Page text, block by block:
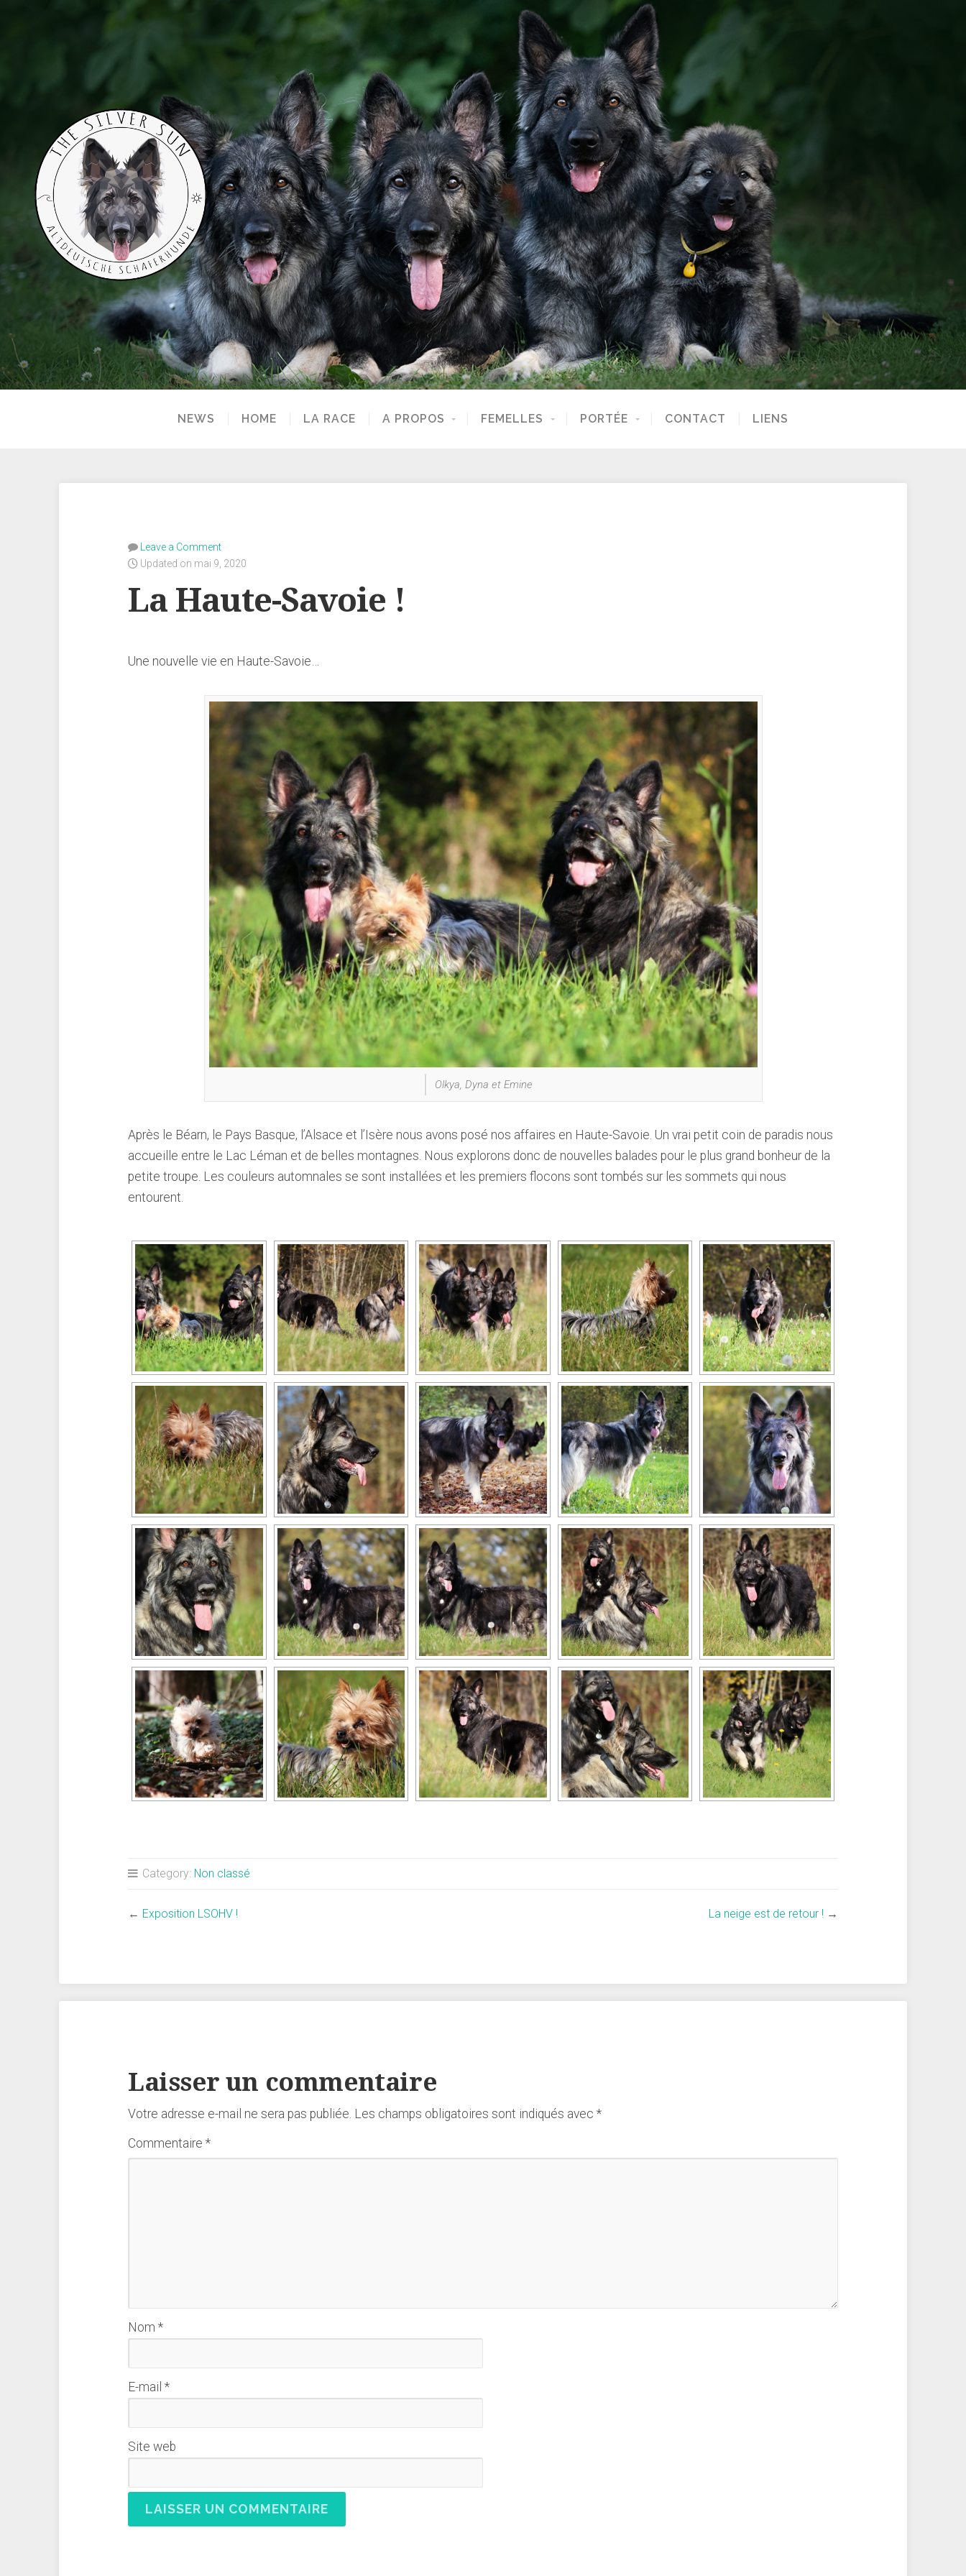
NEWS HOME LA RACE A PROPOS FEMELLES PORTÉE CONTACT LIENS
Leave a Comment
Updated on mai 9, 2020
La Haute-Savoie !
Une nouvelle vie en Haute-Savoie…
Olkya, Dyna et Emine
Après le Béarn, le Pays Basque, l’Alsace et l’Isère nous avons posé nos affaires en Haute-Savoie. Un vrai petit coin de paradis nous
accueille entre le Lac Léman et de belles montagnes. Nous explorons donc de nouvelles balades pour le plus grand bonheur de la
petite troupe. Les couleurs automnales se sont installées et les premiers flocons sont tombés sur les sommets qui nous
entourent.
Category: Non classé
← Exposition LSOHV ! La neige est de retour ! →
Laisser un commentaire
Votre adresse e-mail ne sera pas publiée. Les champs obligatoires sont indiqués avec *
Commentaire *
Nom *
E-mail *
Site web